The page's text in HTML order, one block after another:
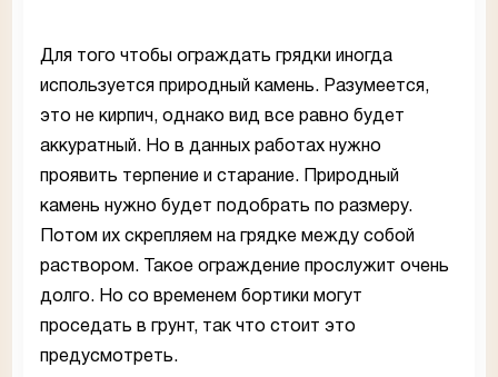
Для того чтобы ограждать грядки иногда
используется природный камень. Разумеется,
это не кирпич, однако вид все равно будет
аккуратный. Но в данных работах нужно
проявить терпение и старание. Природный
камень нужно будет подобрать по размеру.
Потом их скрепляем на грядке между собой
раствором. Такое ограждение прослужит очень
долго. Но со временем бортики могут
проседать в грунт, так что стоит это
предусмотреть.